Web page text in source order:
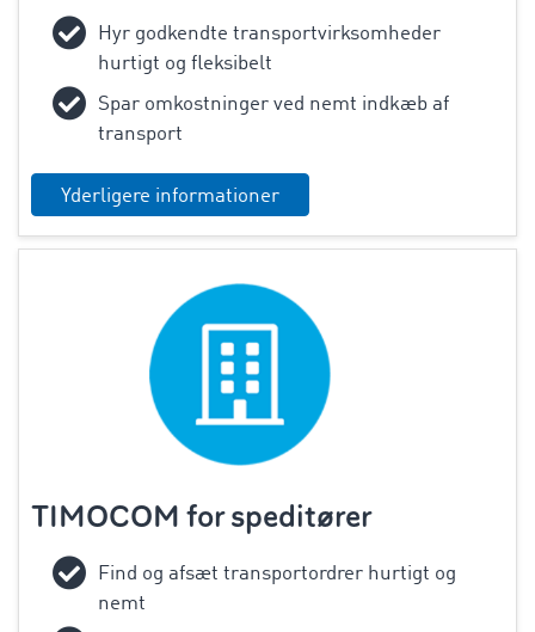
Hyr godkendte transportvirksomheder
hurtigt og fleksibelt
Spar omkostninger ved nemt indkæb af
transport
Yderligere informationer
TIMOCOM for speditører
Find og afsæt transportordrer hurtigt og
nemt